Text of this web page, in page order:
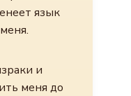
язык
и
меня до